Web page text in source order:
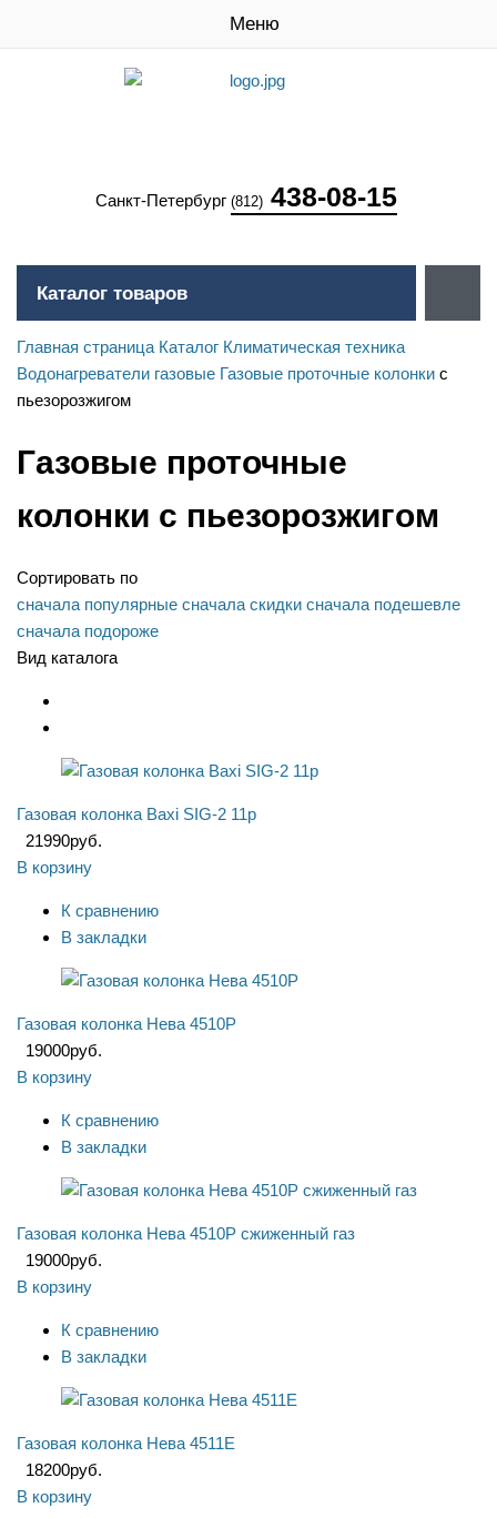
Меню
Санкт-Петербург (812) 438-08-15
Каталог товаров
Главная страница Каталог Климатическая техника
Водонагреватели газовые Газовые проточные колонки с
пьезорозжигом
Газовые проточные
колонки с пьезорозжигом
Сортировать по
сначала популярные сначала скидки сначала подешевле
сначала подороже
Вид каталога
Газовая колонка Baxi SIG-2 11p
21990руб.
В корзину
К сравнению
В закладки
Газовая колонка Нева 4510P
19000руб.
В корзину
К сравнению
В закладки
Газовая колонка Нева 4510P сжиженный газ
19000руб.
В корзину
К сравнению
В закладки
Газовая колонка Нева 4511Е
18200руб.
В корзину